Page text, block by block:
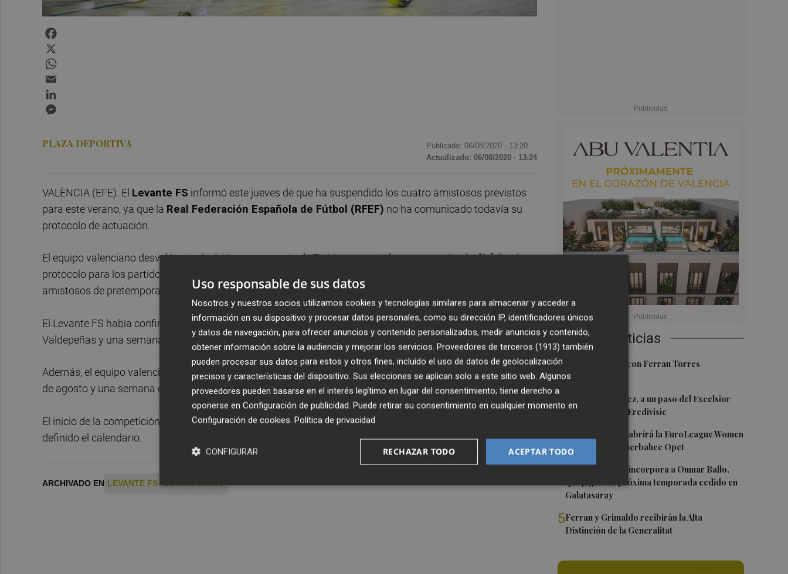
Últimas Noticias
1
Foios se vuelca con Ferran Torres
2 Mario Domínguez, a un paso del Excelsior
Róterdam de la Eredivisie
3 Valencia Basket abrirá la EuroLeague Women
en casa ante Fenerbahce Opet
4 Valencia Basket incorpora a Oumar Ballo,
que jugará la próxima temporada cedido en
Galatasaray
5Ferran y Grimaldo recibirán la Alta
Distinción de la Generalitat
PLAZA DEPORTIVA Publicado: 06/08/2020 · 13:20
Actualizado: 06/08/2020 · 13:24
VALÈNCIA (EFE). El Levante FS informó este jueves de que ha suspendido los cuatro amistosos previstos
para este verano, ya que la Real Federación Española de Fútbol (RFEF) no ha comunicado todavía su
protocolo de actuación.
El equipo valenciano desveló esta decisión en su cuenta de Twitter con este breve comunicado: "A falta de
protocolo para los partidos por la situación sanitaria por parte de la RFEF, el Levante FS suspende sus
amistosos de pretemporada".
El Levante FS había confirmado que el miércoles 12 de agosto estrenaría su calendario de amistosos ante el
Valdepeñas y una semana después se enfrentaría al Industrias Santa Coloma.
Además, el equipo valenciano también había anunciado un amistoso contra el CDFS Segorbe el sábado 22
de agosto y una semana después viajaría a Murcia para enfrentarse a ElPozo.
El inicio de la competición en la LNFS está previsto para el próximo 5 de septiembre, aunque todavía no está
definido el calendario.
ARCHIVADO EN LEVANTE FS CORONAVIRUS
Uso responsable de sus datos
Nosotros y nuestros socios utilizamos cookies y tecnologías similares para almacenar y acceder a
información en su dispositivo y procesar datos personales, como su dirección IP, identificadores únicos
y datos de navegación, para ofrecer anuncios y contenido personalizados, medir anuncios y contenido,
obtener información sobre la audiencia y mejorar los servicios. Proveedores de terceros (1913) también
pueden procesar sus datos para estos y otros fines, incluido el uso de datos de geolocalización
precisos y características del dispositivo. Sus elecciones se aplican solo a este sitio web. Algunos
proveedores pueden basarse en el interés legítimo en lugar del consentimiento; tiene derecho a
oponerse en Configuración de publicidad. Puede retirar su consentimiento en cualquier momento en
Configuración de cookies. Política de privacidad
ACEPTAR TODO
RECHAZAR TODO
CONFIGURAR